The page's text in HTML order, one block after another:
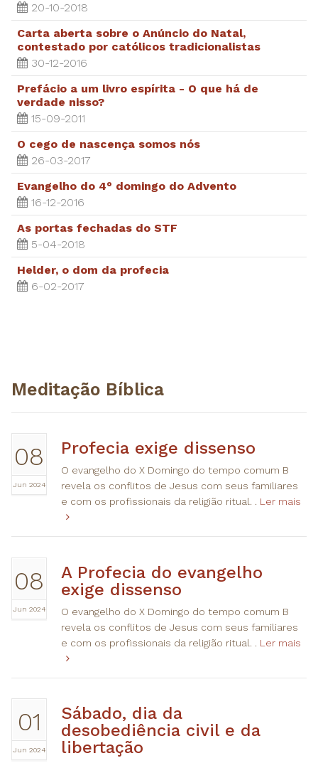
20-10-2018
Carta aberta sobre o Anúncio do Natal,
contestado por católicos tradicionalistas
30-12-2016
Prefácio a um livro espírita - O que há de
verdade nisso?
15-09-2011
O cego de nascença somos nós
26-03-2017
Evangelho do 4° domingo do Advento
16-12-2016
As portas fechadas do STF
5-04-2018
Helder, o dom da profecia
6-02-2017
Meditação Bíblica
08
Jun 2024
Profecia exige dissenso
O evangelho do X Domingo do tempo comum B
revela os conflitos de Jesus com seus familiares
e com os profissionais da religião ritual. . Ler mais
08
Jun 2024
A Profecia do evangelho
exige dissenso
O evangelho do X Domingo do tempo comum B
revela os conflitos de Jesus com seus familiares
e com os profissionais da religião ritual. . Ler mais
01
Jun 2024
Sábado, dia da
desobediência civil e da
libertação